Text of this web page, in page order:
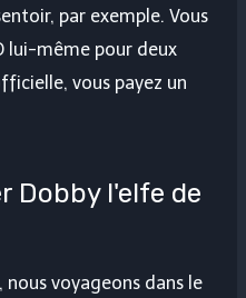
par exemple. Vous
lui-même pour deux
vous payez un
Dobby l'elfe de
nous voyageons dans le